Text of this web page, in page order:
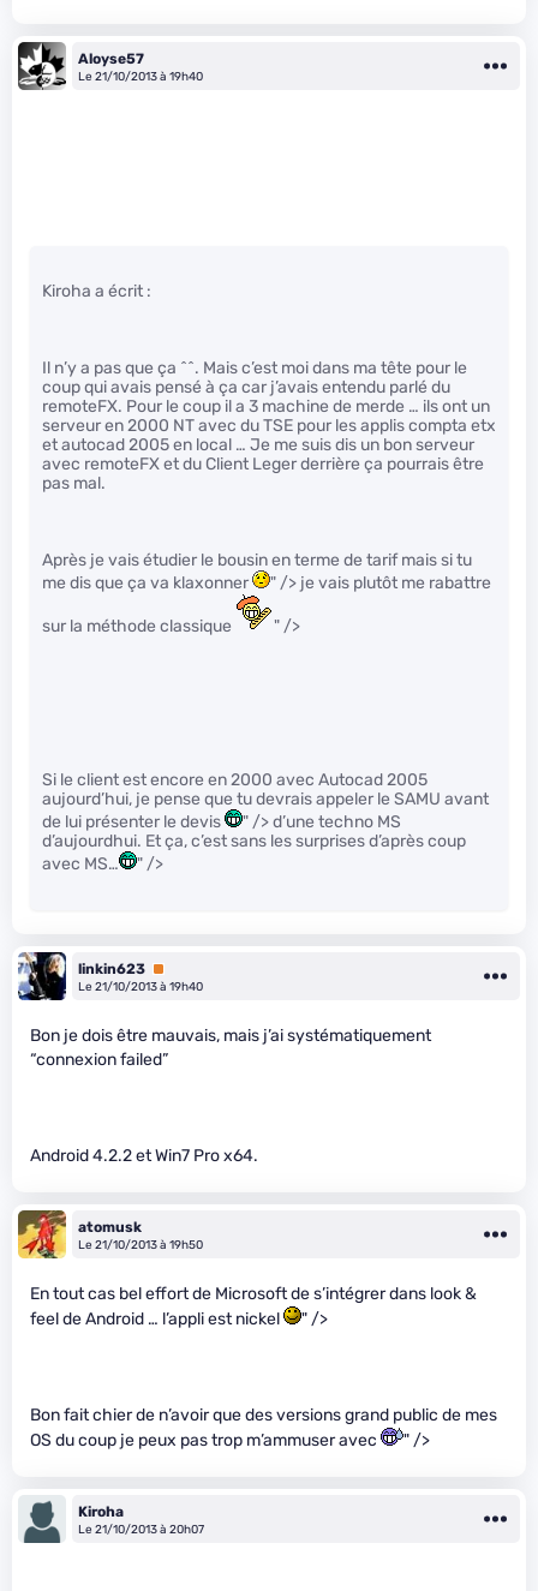
Aloyse57
Le 21/10/2013 à 19h40
Kiroha a écrit :
Il n’y a pas que ça ^^. Mais c’est moi dans ma tête pour le
coup qui avais pensé à ça car j’avais entendu parlé du
remoteFX. Pour le coup il a 3 machine de merde … ils ont un
serveur en 2000 NT avec du TSE pour les applis compta etx
et autocad 2005 en local … Je me suis dis un bon serveur
avec remoteFX et du Client Leger derrière ça pourrais être
pas mal.
Après je vais étudier le bousin en terme de tarif mais si tu
me dis que ça va klaxonner
" /> je vais plutôt me rabattre
sur la méthode classique " />
Si le client est encore en 2000 avec Autocad 2005
aujourd’hui, je pense que tu devrais appeler le SAMU avant
de lui présenter le devis
" /> d’une techno MS
d’aujourdhui. Et ça, c’est sans les surprises d’après coup
avec MS…
" />
linkin623 Premium
Le 21/10/2013 à 19h40
Bon je dois être mauvais, mais j’ai systématiquement
“connexion failed”
Android 4.2.2 et Win7 Pro x64.
atomusk
Le 21/10/2013 à 19h50
En tout cas bel effort de Microsoft de s’intégrer dans look &
feel de Android … l’appli est nickel
" />
Bon fait chier de n’avoir que des versions grand public de mes
OS du coup je peux pas trop m’ammuser avec
" />
Kiroha
Le 21/10/2013 à 20h07